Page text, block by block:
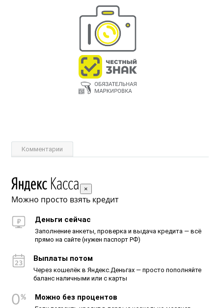
Комментарии
×
Можно просто взять кредит
Деньги сейчас
Заполнение анкеты, проверка и выдача кредита — всё
прямо на сайте (нужен паспорт РФ)
Выплаты потом
Через кошелёк в Яндекс.Деньгах — просто пополняйте
баланс наличными или с карты
Можно без процентов